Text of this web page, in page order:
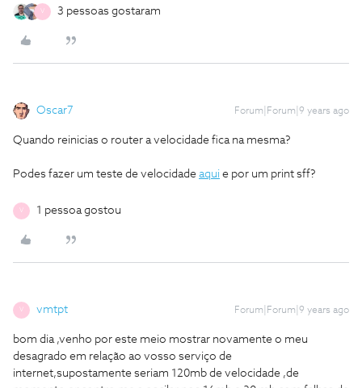
V 3 pessoas gostaram
Oscar7 Forum|Forum|9 years ago
Quando reinicias o router a velocidade fica na mesma?
Podes fazer um teste de velocidade aqui e por um print sff?
V 1 pessoa gostou
V vmtpt Forum|Forum|9 years ago
bom dia ,venho por este meio mostrar novamente o meu
desagrado em relação ao vosso serviço de
internet,supostamente seriam 120mb de velocidade ,de